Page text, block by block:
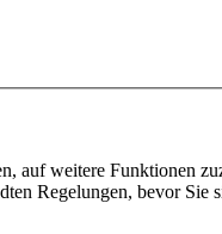
auf weitere Funktionen
Regelungen, bevor Sie